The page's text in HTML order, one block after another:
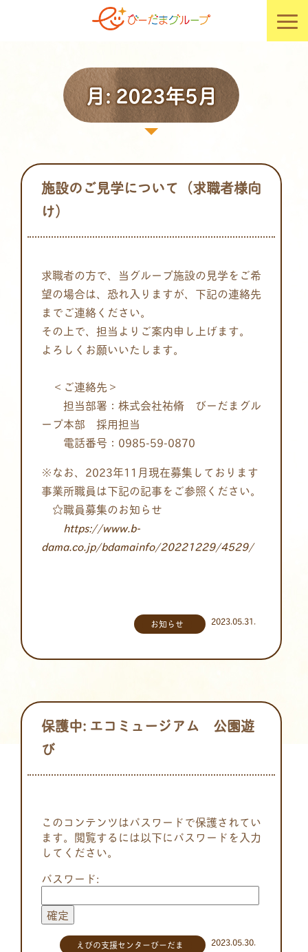
月:2023年5月
施設のご見学について（求職者様向
け）
求職者の方で、当グループ施設の見学をご希
望の場合は、恐れ入りますが、下記の連絡先
までご連絡ください。
その上で、担当よりご案内申し上げます。
よろしくお願いいたします。
＜ご連絡先＞
担当部署：株式会社祐脩 びーだまグル
ープ本部 採用担当
電話番号：0985-59-0870
※なお、2023年11月現在募集しております
事業所職員は下記の記事をご参照ください。
☆職員募集のお知らせ
https://www.b-
dama.co.jp/bdamainfo/20221229/4529/
2023.05.31.
お知らせ
保護中: エコミュージアム 公園遊
び
このコンテンツはパスワードで保護されてい
ます。閲覧するには以下にパスワードを入力
してください。
パスワード:
2023.05.30.
えびの支援センターびーだま